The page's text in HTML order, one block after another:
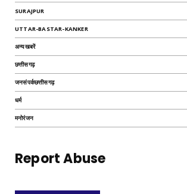
SURAJPUR
UTTAR-BASTAR-KANKER
अन्यखबरें
छत्तीसगढ़
जनसंपर्कछत्तीसगढ़
धर्म
मनोरंजन
Report Abuse